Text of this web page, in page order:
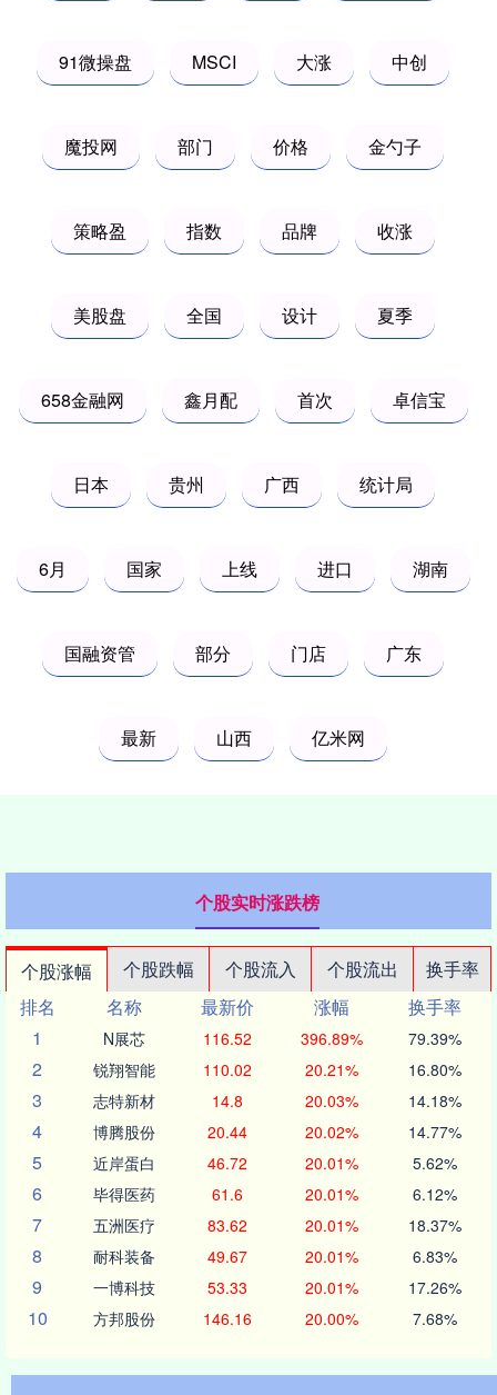
91微操盘 MSCI 大涨 中创
魔投网 部门 价格 金勺子
策略盈 指数 品牌 收涨
美股盘 全国 设计 夏季
658金融网 鑫月配 首次 卓信宝
日本 贵州 广西 统计局
6月 国家 上线 进口 湖南
国融资管 部分 门店 广东
最新 山西 亿米网
个股实时涨跌榜
个股涨幅 个股跌幅 个股流入 个股流出
换手率
排名
名称 最新价 涨幅
换手率
1
N展芯 116.52 396.89% 79.39%
2 锐翔智能 110.02 20.21% 16.80%
3 志特新材 14.8 20.03% 14.18%
4 博腾股份 20.44 20.02% 14.77%
5 近岸蛋白 46.72 20.01% 5.62%
6 毕得医药 61.6 20.01% 6.12%
7 五洲医疗 83.62 20.01% 18.37%
8 耐科装备 49.67 20.01% 6.83%
9 一博科技 53.33 20.01% 17.26%
10 方邦股份 146.16 20.00% 7.68%